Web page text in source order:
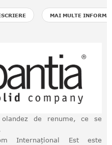
MAI MULTE
de renume, ce se
Internațional Est este